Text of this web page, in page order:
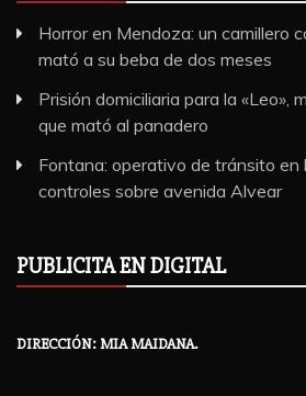
Horror en Mendoza: un camillero
mató a su beba de dos meses
Prisión domiciliaria para la «Leo»,
que mató al panadero
Fontana: operativo de tránsito en
controles sobre avenida Alvear
PUBLICITA EN DIGITAL
DIRECCIÓN: MIA MAIDANA.